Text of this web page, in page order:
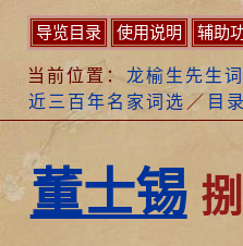
导览目录 使用说明 辅助
当前位置： 龙榆生先生
近三百年名家词选 ／ 目录
董士锡